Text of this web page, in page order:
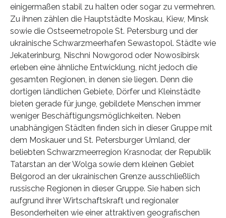
einigermaßen stabil zu halten oder sogar zu vermehren.
Zu ihnen zählen die Hauptstädte Moskau, Kiew, Minsk
sowie die Ostseemetropole St. Petersburg und der
ukrainische Schwarzmeerhafen Sewastopol. Städte wie
Jekaterinburg, Nischni Nowgorod oder Nowosibirsk
erleben eine ähnliche Entwicklung, nicht jedoch die
gesamten Regionen, in denen sie liegen. Denn die
dortigen ländlichen Gebiete, Dörfer und Kleinstädte
bieten gerade für junge, gebildete Menschen immer
weniger Beschäftigungsmöglichkeiten. Neben
unabhängigen Städten finden sich in dieser Gruppe mit
dem Moskauer und St. Petersburger Umland, der
beliebten Schwarzmeerregion Krasnodar, der Republik
Tatarstan an der Wolga sowie dem kleinen Gebiet
Belgorod an der ukrainischen Grenze ausschließlich
russische Regionen in dieser Gruppe. Sie haben sich
aufgrund ihrer Wirtschaftskraft und regionaler
Besonderheiten wie einer attraktiven geografischen